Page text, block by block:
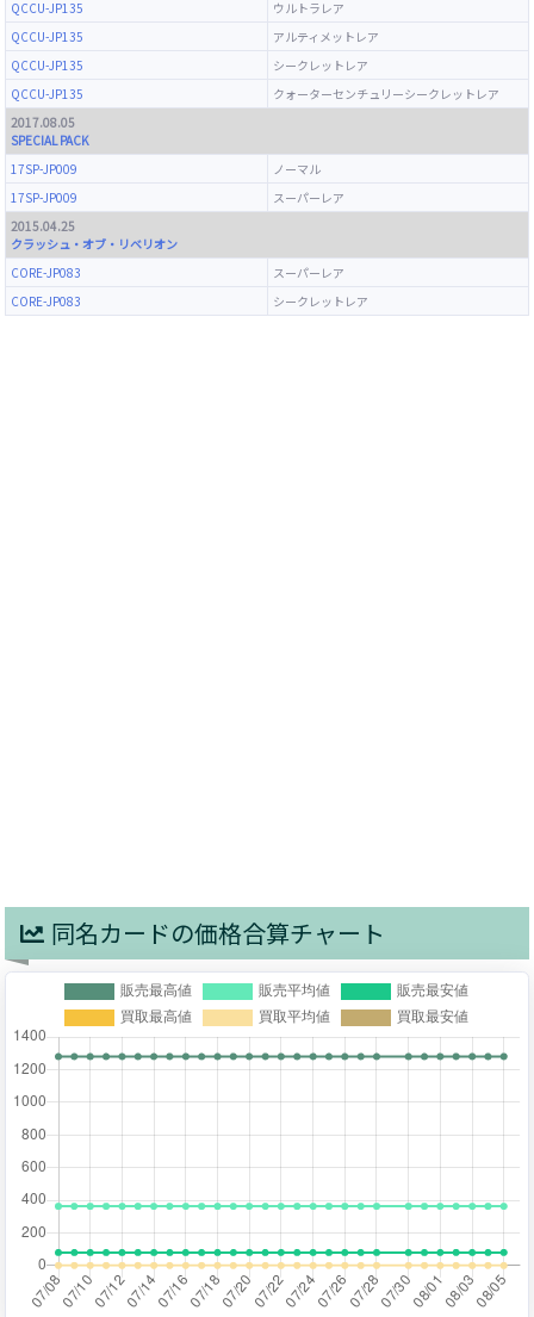
QCCU-JP135
ウルトラレア
QCCU-JP135
アルティメットレア
QCCU-JP135
シークレットレア
QCCU-JP135
クォーターセンチュリーシークレットレア
2017.08.05
SPECIAL PACK
17SP-JP009
ノーマル
17SP-JP009
スーパーレア
2015.04.25
クラッシュ・オブ・リベリオン
CORE-JP083
スーパーレア
CORE-JP083
シークレットレア
同名カードの価格合算チャート